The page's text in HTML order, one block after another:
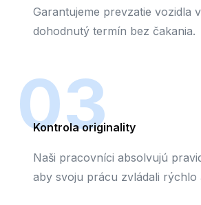
Garantujeme prevzatie vozidla
dohodnutý termín bez čakania.
03
Kontrola originality
Naši pracovníci absolvujú
aby svoju prácu zvládali rýchlo